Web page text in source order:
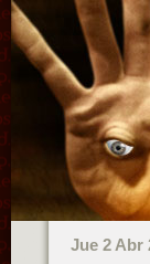
Jue 2 Abr